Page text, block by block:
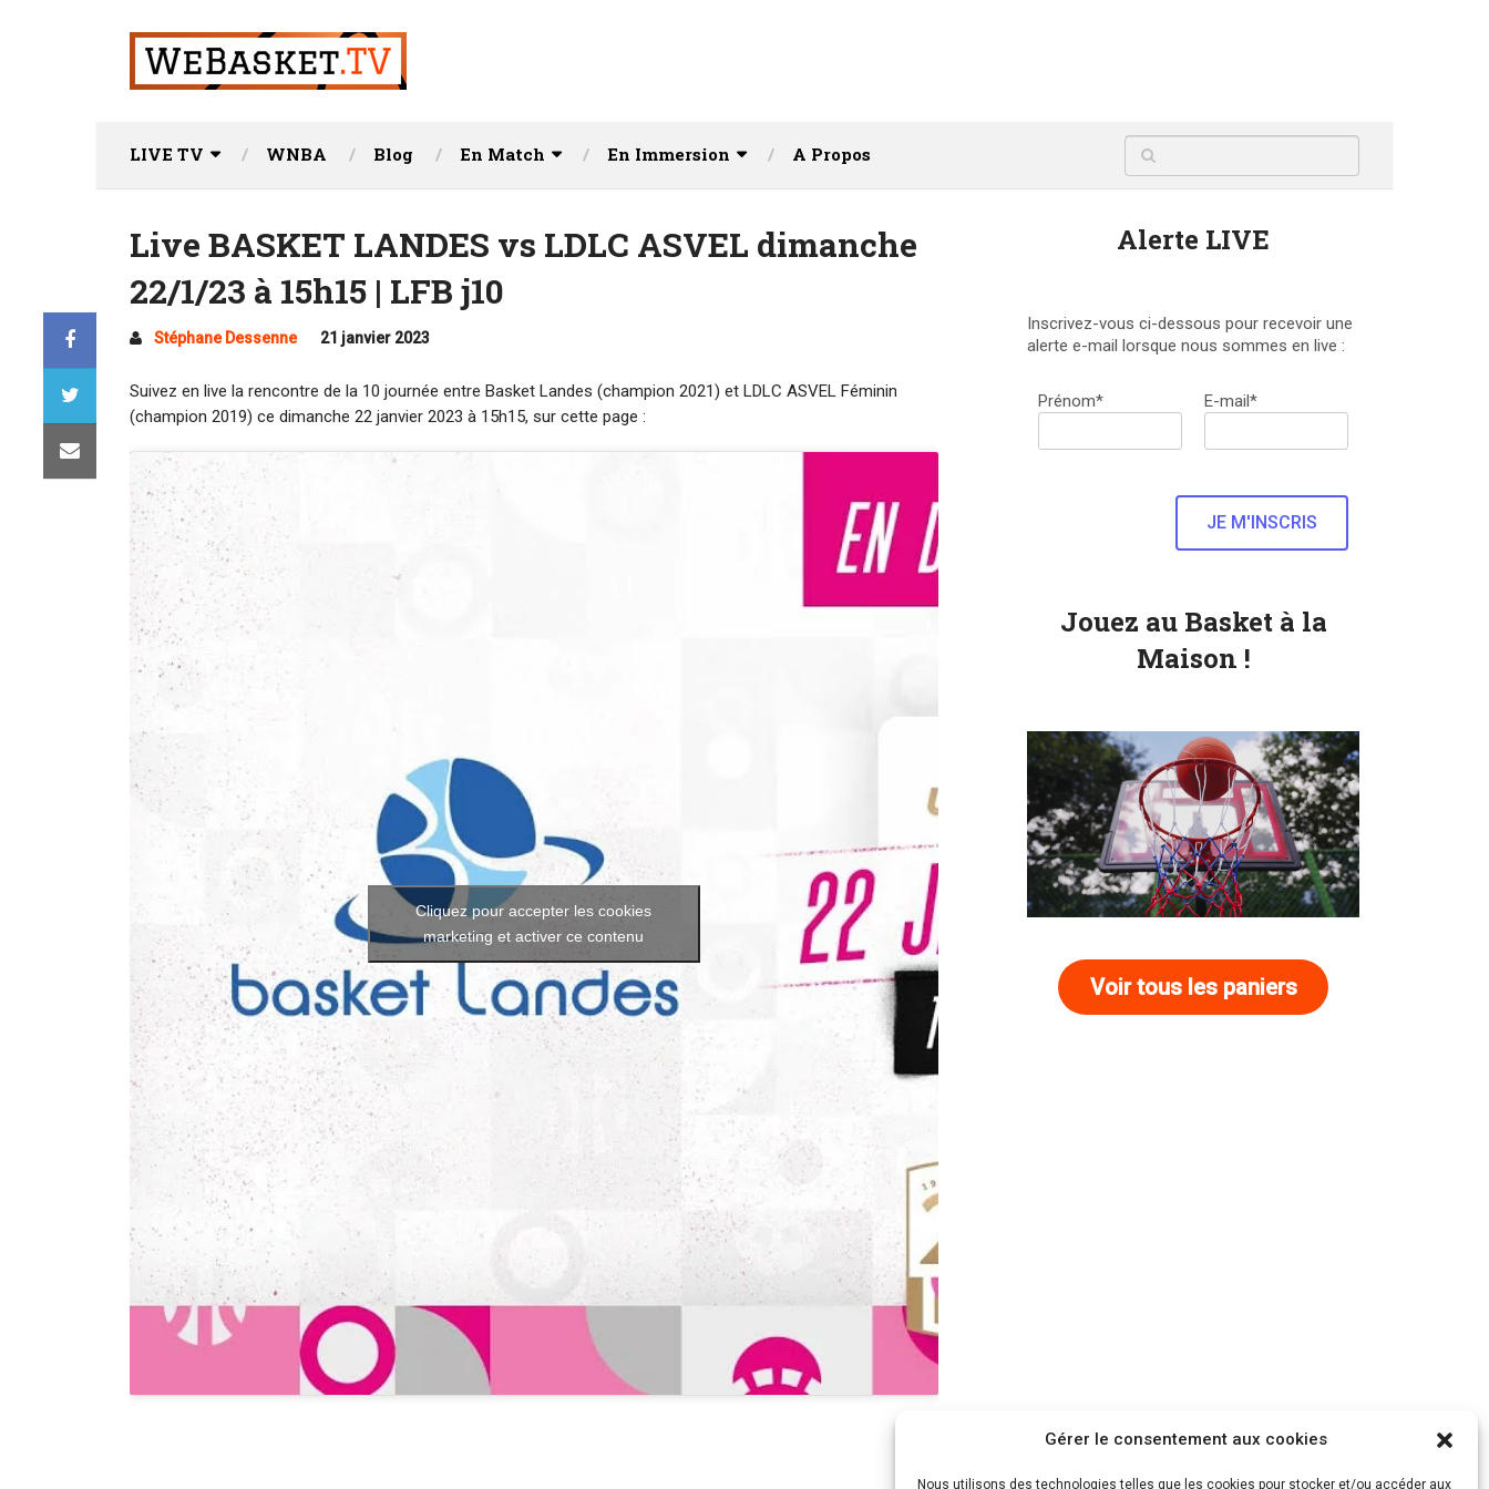
Gérer le consentement aux cookies
Nous utilisons des technologies telles que les cookies pour stocker et/ou accéder aux
LIVE TV WNBA Blog En Match En Immersion A Propos
Live BASKET LANDES vs LDLC ASVEL dimanche
22/1/23 à 15h15 | LFB j10
Stéphane Dessenne 21 janvier 2023
Suivez en live la rencontre de la 10 journée entre Basket Landes (champion 2021) et LDLC ASVEL Féminin
(champion 2019) ce dimanche 22 janvier 2023 à 15h15, sur cette page :
Cliquez pour accepter les cookies
marketing et activer ce contenu
Alerte LIVE
Inscrivez-vous ci-dessous pour recevoir une
alerte e-mail lorsque nous sommes en live :
Prénom* E-mail*
Jouez au Basket à la
Maison !
Voir tous les paniers